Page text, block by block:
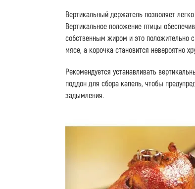
Вертикальный держатель позволяет
Вертикальное положение птицы
собственным жиром и это положительно
мясе, а корочка становится невероятно
Рекомендуется устанавливать
поддон для сбора капель, чтобы
задымления.